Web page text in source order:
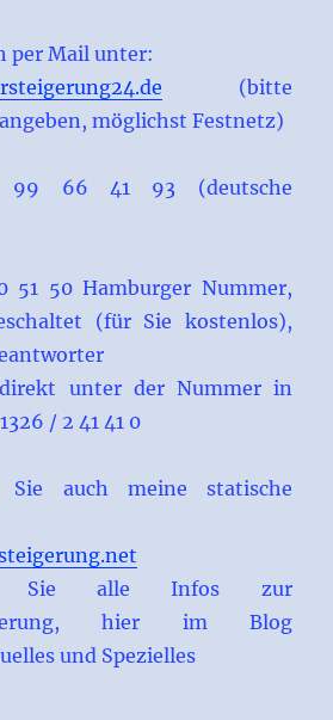
per Mail unter:
(bitte
möglichst Festnetz)
66 41 93 (deutsche
50 Hamburger Nummer,
(für Sie kostenlos),
unter der Nummer in
/ 2 41 41 0
Sie auch meine statische
Sie alle Infos zur
hier im Blog
und Spezielles